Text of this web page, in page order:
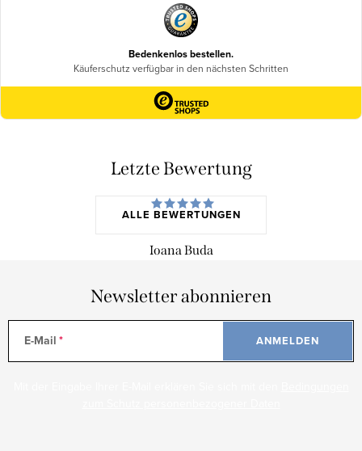
Letzte Bewertung
ALLE BEWERTUNGEN
Ioana Buda
Newsletter abonnieren
E-Mail ANMELDEN